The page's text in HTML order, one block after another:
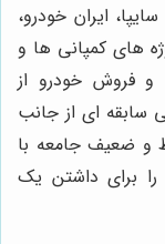
ایران خودرو،
های کمپانی ها و
و فروش خودرو از
سابقه ای از جانب
و ضعیف جامعه با
برای داشتن یک